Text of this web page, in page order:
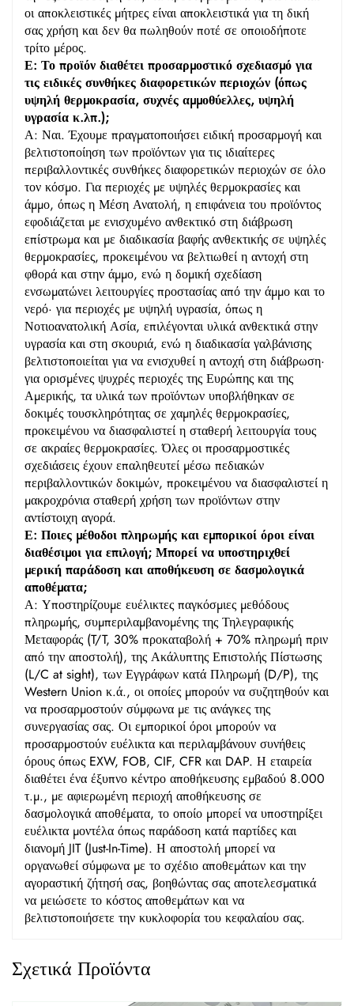
οι αποκλειστικές μήτρες είναι αποκλειστικά για τη δική
σας χρήση και δεν θα πωληθούν ποτέ σε οποιοδήποτε
τρίτο μέρος.
Ε: Το προϊόν διαθέτει προσαρμοστικό σχεδιασμό για
τις ειδικές συνθήκες διαφορετικών περιοχών (όπως
υψηλή θερμοκρασία, συχνές αμμοθύελλες, υψηλή
υγρασία κ.λπ.);
Α: Ναι. Έχουμε πραγματοποιήσει ειδική προσαρμογή και
βελτιστοποίηση των προϊόντων για τις ιδιαίτερες
περιβαλλοντικές συνθήκες διαφορετικών περιοχών σε όλο
τον κόσμο. Για περιοχές με υψηλές θερμοκρασίες και
άμμο, όπως η Μέση Ανατολή, η επιφάνεια του προϊόντος
εφοδιάζεται με ενισχυμένο ανθεκτικό στη διάβρωση
επίστρωμα και με διαδικασία βαφής ανθεκτικής σε υψηλές
θερμοκρασίες, προκειμένου να βελτιωθεί η αντοχή στη
φθορά και στην άμμο, ενώ η δομική σχεδίαση
ενσωματώνει λειτουργίες προστασίας από την άμμο και το
νερό· για περιοχές με υψηλή υγρασία, όπως η
Νοτιοανατολική Ασία, επιλέγονται υλικά ανθεκτικά στην
υγρασία και στη σκουριά, ενώ η διαδικασία γαλβάνισης
βελτιστοποιείται για να ενισχυθεί η αντοχή στη διάβρωση·
για ορισμένες ψυχρές περιοχές της Ευρώπης και της
Αμερικής, τα υλικά των προϊόντων υποβλήθηκαν σε
δοκιμές τουσκληρότητας σε χαμηλές θερμοκρασίες,
προκειμένου να διασφαλιστεί η σταθερή λειτουργία τους
σε ακραίες θερμοκρασίες. Όλες οι προσαρμοστικές
σχεδιάσεις έχουν επαληθευτεί μέσω πεδιακών
περιβαλλοντικών δοκιμών, προκειμένου να διασφαλιστεί η
μακροχρόνια σταθερή χρήση των προϊόντων στην
αντίστοιχη αγορά.
Ε: Ποιες μέθοδοι πληρωμής και εμπορικοί όροι είναι
διαθέσιμοι για επιλογή; Μπορεί να υποστηριχθεί
μερική παράδοση και αποθήκευση σε δασμολογικά
αποθέματα;
Α: Υποστηρίζουμε ευέλικτες παγκόσμιες μεθόδους
πληρωμής, συμπεριλαμβανομένης της Τηλεγραφικής
Μεταφοράς (T/T, 30% προκαταβολή + 70% πληρωμή πριν
από την αποστολή), της Ακάλυπτης Επιστολής Πίστωσης
(L/C at sight), των Εγγράφων κατά Πληρωμή (D/P), της
Western Union κ.ά., οι οποίες μπορούν να συζητηθούν και
να προσαρμοστούν σύμφωνα με τις ανάγκες της
συνεργασίας σας. Οι εμπορικοί όροι μπορούν να
προσαρμοστούν ευέλικτα και περιλαμβάνουν συνήθεις
όρους όπως EXW, FOB, CIF, CFR και DAP. Η εταιρεία
διαθέτει ένα έξυπνο κέντρο αποθήκευσης εμβαδού 8.000
τ.μ., με αφιερωμένη περιοχή αποθήκευσης σε
δασμολογικά αποθέματα, το οποίο μπορεί να υποστηρίξει
ευέλικτα μοντέλα όπως παράδοση κατά παρτίδες και
διανομή JIT (Just-In-Time). Η αποστολή μπορεί να
οργανωθεί σύμφωνα με το σχέδιο αποθεμάτων και την
αγοραστική ζήτησή σας, βοηθώντας σας αποτελεσματικά
να μειώσετε το κόστος αποθεμάτων και να
βελτιστοποιήσετε την κυκλοφορία του κεφαλαίου σας.
Σχετικά Προϊόντα